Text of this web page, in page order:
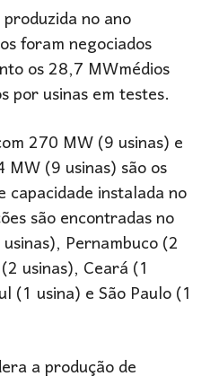
no ano
foram negociados
os 28,7 MWmédios
usinas em testes.
270 MW (9 usinas) e
(9 usinas) são os
instalada no
são encontradas no
Pernambuco (2
usinas), Ceará (1
(1 usina) e São Paulo (1
a produção de